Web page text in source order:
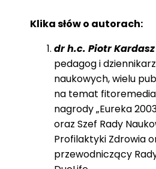
Klika słów o autorach:
dr h.c. Piotr Kardasz
pedagog i
naukowych, wielu
na temat
nagrody „Eureka
oraz Szef Rady
Profilaktyki Zdrowia
przewodniczący